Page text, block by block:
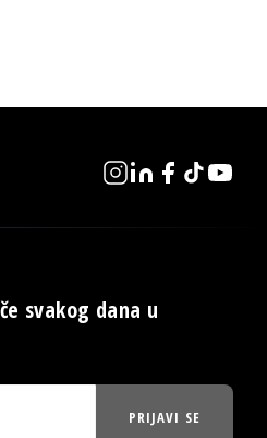
svakog dana u
PRIJAVI SE